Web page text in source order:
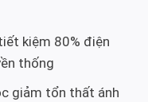
kiệm 80% điện
thống
giảm tổn thất ánh